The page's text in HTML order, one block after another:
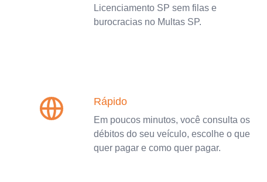
Licenciamento SP sem filas e
burocracias no Multas SP.
Rápido
Em poucos minutos, você consulta os
débitos do seu veículo, escolhe o que
quer pagar e como quer pagar.